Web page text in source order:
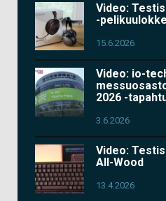
Video:
-
15.6.2026
Video: io-
2026 -
3.6.2026
Video:
All-Wood
13.4.2026